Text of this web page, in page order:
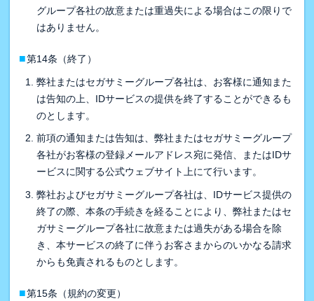
グループ各社の故意または重過失による場合はこの限りで
はありません。
■第14条（終了）
弊社またはセガサミーグループ各社は、お客様に通知また
は告知の上、IDサービスの提供を終了することができるも
のとします。
前項の通知または告知は、弊社またはセガサミーグループ
各社がお客様の登録メールアドレス宛に発信、またはIDサ
ービスに関する公式ウェブサイト上にて行います。
弊社およびセガサミーグループ各社は、IDサービス提供の
終了の際、本条の手続きを経ることにより、弊社またはセ
ガサミーグループ各社に故意または過失がある場合を除
き、本サービスの終了に伴うお客さまからのいかなる請求
からも免責されるものとします。
■第15条（規約の変更）